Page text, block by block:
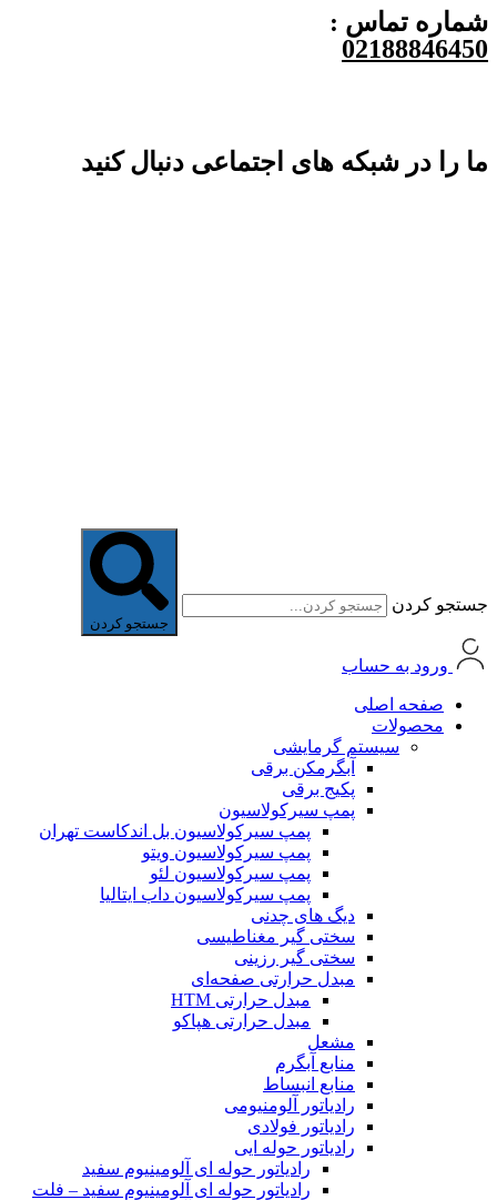
شماره تماس :
02188846450
ما را در شبکه های اجتماعی دنبال کنید
جستجو کردن
جستجو کردن
ورود به حساب
صفحه اصلی
محصولات
سیستم گرمایشی
آبگرمکن برقی
پکیج برقی
پمپ سیرکولاسیون
پمپ سیرکولاسیون بل اندکاست تهران
پمپ سیرکولاسیون ویتو
پمپ سیرکولاسیون لئو
پمپ سیرکولاسیون داب ایتالیا
دیگ های چدنی
سختی گیر مغناطیسی
سختی گیر رزینی
مبدل حرارتی صفحه‌ای
مبدل حرارتی HTM‎
مبدل حرارتی هپاکو
مشعل
منابع آبگرم
منابع انبساط
رادیاتور آلومنیومی
رادیاتور فولادی
رادیاتور حوله ایی
رادیاتور حوله ای آلومینیوم سفید
رادیاتور حوله ای آلومینیوم سفید – فلت